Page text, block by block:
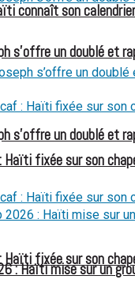
connaît son
s’offre un doublé et
Haïti fixée sur son
s’offre un doublé et
Haïti fixée sur son
: Haïti mise sur un